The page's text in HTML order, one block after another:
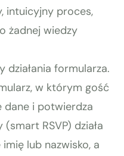
intuicyjny proces,
żadnej wiedzy
formularza.
w którym gość
dane i potwierdza
RSVP) działa
lub nazwisko, a